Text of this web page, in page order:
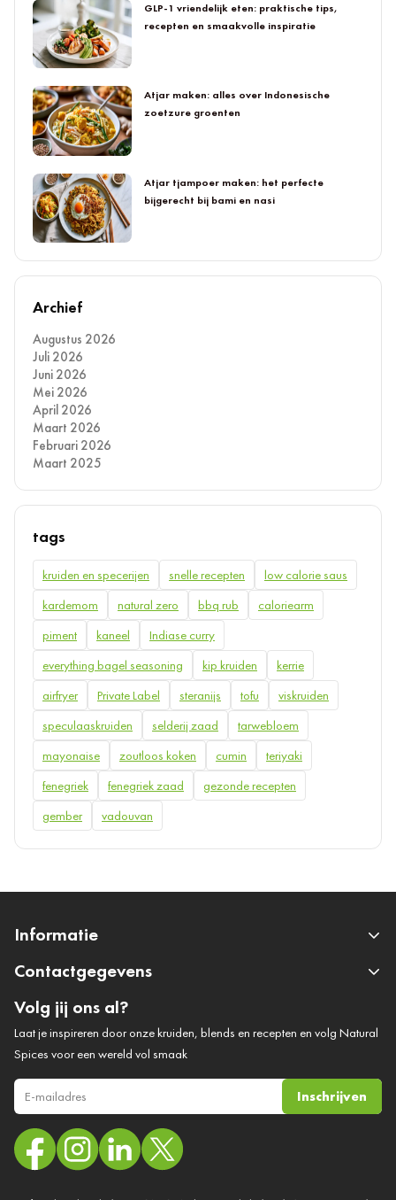
GLP-1 vriendelijk eten: praktische tips,
recepten en smaakvolle inspiratie
Atjar maken: alles over Indonesische
zoetzure groenten
Atjar tjampoer maken: het perfecte
bijgerecht bij bami en nasi
Archief
Augustus 2026
Juli 2026
Juni 2026
Mei 2026
April 2026
Maart 2026
Februari 2026
Maart 2025
tags
kruiden en specerijen snelle recepten
low calorie saus
kardemom
natural zero bbq rub
caloriearm
piment
kaneel
Indiase curry
everything bagel seasoning
kip kruiden
kerrie
airfryer
Private Label steranijs tofu
viskruiden
speculaaskruiden
selderij zaad
tarwebloem
mayonaise
zoutloos koken cumin
teriyaki
fenegriek
fenegriek zaad
gezonde recepten
gember
vadouvan
Informatie
Contactgegevens
Volg jij ons al?
Laat je inspireren door onze kruiden, blends en recepten en volg Natural
Spices voor een wereld vol smaak
Inschrijven